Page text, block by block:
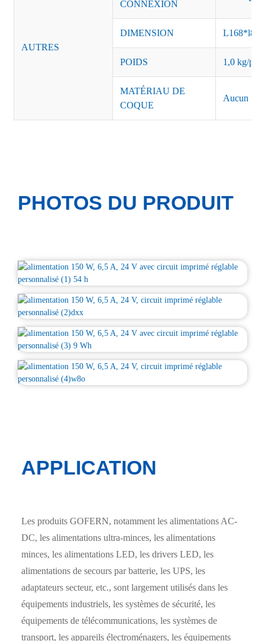
AUTRES
CONNEXION
DIMENSION
POIDS 1,0 kg/
MATÉRIAU DE
COQUE
Aucun
PHOTOS DU PRODUIT
APPLICATION
Les produits GOFERN, notamment les alimentations AC-
DC, les alimentations ultra-minces, les alimentations
minces, les alimentations LED, les drivers LED, les
alimentations de secours par batterie, les UPS, les
adaptateurs secteur, etc., sont largement utilisés dans les
équipements industriels, les systèmes de sécurité, les
équipements de télécommunications, les systèmes de
transport, les appareils électroménagers, les équipements